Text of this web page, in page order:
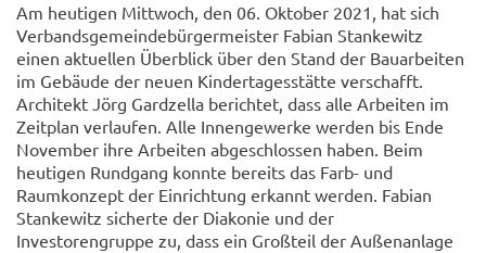
Am heutigen Mittwoch, den 06. Oktober 2021, hat sich
Verbandsgemeindebürgermeister Fabian Stankewitz
einen aktuellen Überblick über den Stand der Bauarbeiten
im Gebäude der neuen Kindertagesstätte verschafft.
Architekt Jörg Gardzella berichtet, dass alle Arbeiten im
Zeitplan verlaufen. Alle Innengewerke werden bis Ende
November ihre Arbeiten abgeschlossen haben. Beim
heutigen Rundgang konnte bereits das Farb- und
Raumkonzept der Einrichtung erkannt werden. Fabian
Stankewitz sicherte der Diakonie und der
Investorengruppe zu, dass ein Großteil der Außenanlage